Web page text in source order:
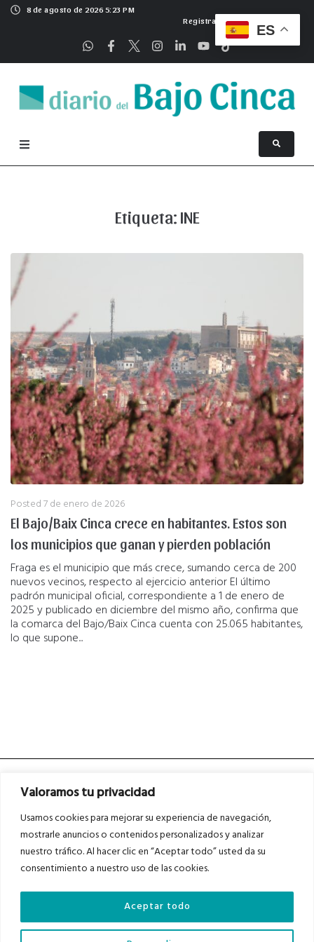
Valoramos tu privacidad
Usamos cookies para mejorar su experiencia de navegación,
mostrarle anuncios o contenidos personalizados y analizar
nuestro tráfico. Al hacer clic en “Aceptar todo” usted da su
consentimiento a nuestro uso de las cookies.
Aceptar todo
8 de agosto de 2026 5:23 PM
Registrarse
Etiqueta: INE
Posted7 de enero de 2026
El Bajo/Baix Cinca crece en habitantes. Estos son
los municipios que ganan y pierden población
Fraga es el municipio que más crece, sumando cerca de 200
nuevos vecinos, respecto al ejercicio anterior El último
padrón municipal oficial, correspondiente a 1 de enero de
2025 y publicado en diciembre del mismo año, confirma que
la comarca del Bajo/Baix Cinca cuenta con 25.065 habitantes,
lo que supone...
Asociados a
Auditados por
ES